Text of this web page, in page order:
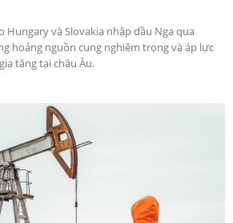
Hungary và Slovakia nhập dầu Nga qua
hoảng nguồn cung nghiêm trọng và áp lực
tăng tại châu Âu.